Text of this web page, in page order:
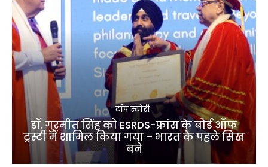
टॉप स्टोरी
डॉ. गुरमीत सिंह को ESRDS-फ्रांस के बोर्ड ऑफ
ट्रस्टी में शामिल किया गया – भारत के पहले सिख
बने